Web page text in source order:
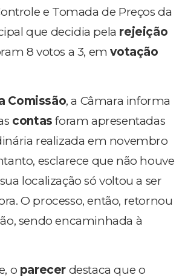
e Tomada de Preços da
que decidia pela rejeição
8 votos a 3, em votação
Comissão, a Câmara informa
contas foram apresentadas
realizada em novembro
esclarece que não houve
localização só voltou a ser
O processo, então, retornou
sendo encaminhada à
o parecer destaca que o